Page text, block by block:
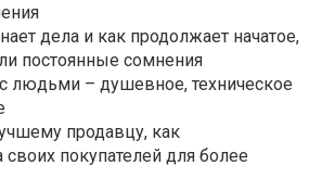
дела и как продолжает начатое,
постоянные сомнения
людьми – душевное, техническое
продавцу, как
своих покупателей для более